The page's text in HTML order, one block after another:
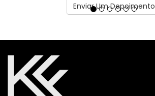
Enviar Um Depoimento